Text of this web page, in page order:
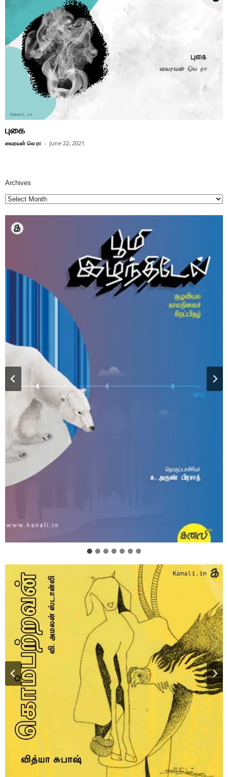
புகை
வைரவன் லெ ரா - June 22, 2021
Archives